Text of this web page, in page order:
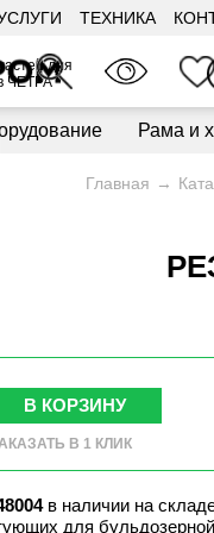
ТЕХНИКА
для
ЧЕТРА
Рама и
Главная
В КОРЗИНУ
В 1 КЛИК
в наличии на
для